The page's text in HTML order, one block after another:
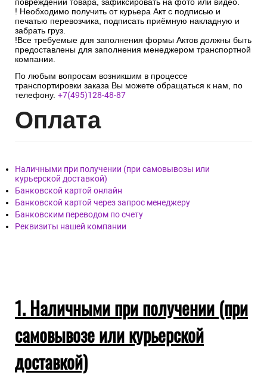
повреждений товара, зафиксировать на фото или видео.
! Необходимо получить от курьера Акт с подписью и
печатью перевозчика, подписать приёмную накладную и
забрать груз.
!Все требуемые для заполнения формы Актов должны быть
предоставлены для заполнения менеджером транспортной
компании.
По любым вопросам возникшим в процессе
транспортировки заказа Вы можете обращаться к нам, по
телефону. +7(495)128-48-87
Оплата
Наличными при получении (при самовывозы или
курьерской доставкой)
Банковской картой онлайн
Банковской картой через запрос менеджеру
Банковским переводом по счету
Реквизиты нашей компании
1. Наличными при получении (при
самовывозе или курьерской
доставкой)